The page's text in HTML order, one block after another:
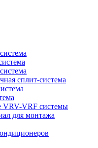
сплит-система
VRV-VRF системы
для монтажа